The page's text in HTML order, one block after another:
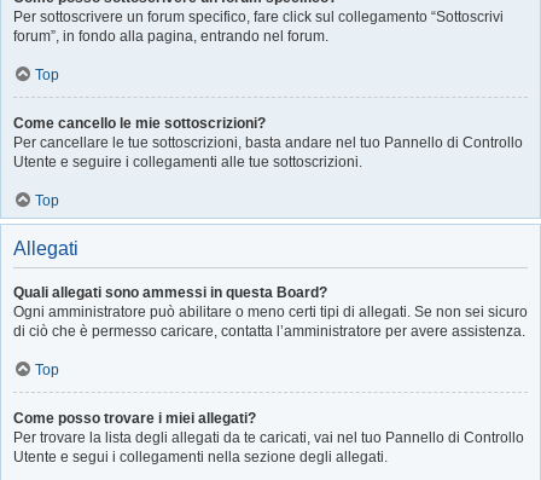
Per sottoscrivere un forum specifico, fare click sul collegamento “Sottoscrivi
forum”, in fondo alla pagina, entrando nel forum.
Top
Come cancello le mie sottoscrizioni?
Per cancellare le tue sottoscrizioni, basta andare nel tuo Pannello di Controllo
Utente e seguire i collegamenti alle tue sottoscrizioni.
Top
Allegati
Quali allegati sono ammessi in questa Board?
Ogni amministratore può abilitare o meno certi tipi di allegati. Se non sei sicuro
di ciò che è permesso caricare, contatta l’amministratore per avere assistenza.
Top
Come posso trovare i miei allegati?
Per trovare la lista degli allegati da te caricati, vai nel tuo Pannello di Controllo
Utente e segui i collegamenti nella sezione degli allegati.